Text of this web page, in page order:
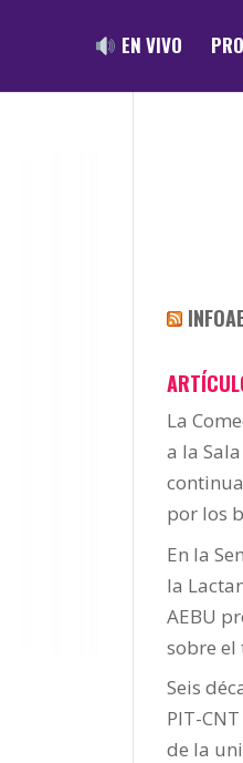
EN VIVO
La
a la
por los
En la
la
AEBU
sobre el
Seis
PIT-
de la